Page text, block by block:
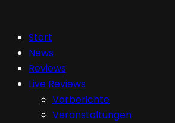
Start
News
Reviews
Live Reviews
Vorberichte
Veranstaltungen